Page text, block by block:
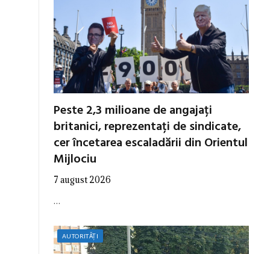
Peste 2,3 milioane de angajați
britanici, reprezentați de sindicate,
cer încetarea escaladării din Orientul
Mijlociu
7 august 2026
…
AUTORITĂȚI